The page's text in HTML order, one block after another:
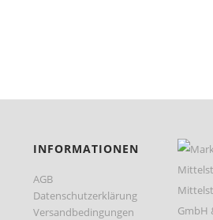
INFORMATIONEN
AGB
Datenschutzerklärung
Versandbedingungen